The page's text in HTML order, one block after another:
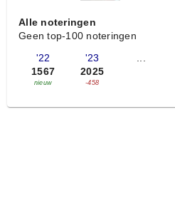
Alle noteringen
Geen top-100 noteringen
'22
1567
nieuw
'23
2025
-458
...